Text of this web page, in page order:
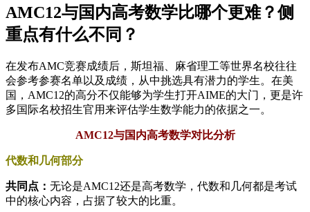
AMC12与国内高考数学比哪个更难？侧
重点有什么不同？
在发布AMC竞赛成绩后，斯坦福、麻省理工等世界名校往往
会参考参赛名单以及成绩，从中挑选具有潜力的学生。在美
国，AMC12的高分不仅能够为学生打开AIME的大门，更是许
多国际名校招生官用来评估学生数学能力的依据之一。
AMC12与国内高考数学对比分析
代数和几何部分
共同点： 无论是AMC12还是高考数学，代数和几何都是考试
中的核心内容，占据了较大的比重。